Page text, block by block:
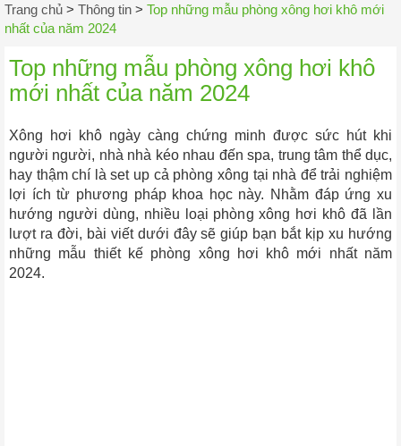
Trang chủ > Thông tin > Top những mẫu phòng xông hơi khô mới
nhất của năm 2024
Top những mẫu phòng xông hơi khô
mới nhất của năm 2024
Xông hơi khô ngày càng chứng minh được sức hút khi
người người, nhà nhà kéo nhau đến spa, trung tâm thể dục,
hay thậm chí là set up cả phòng xông tại nhà để trải nghiệm
lợi ích từ phương pháp khoa học này. Nhằm đáp ứng xu
hướng người dùng, nhiều loại phòng xông hơi khô đã lần
lượt ra đời, bài viết dưới đây sẽ giúp bạn bắt kịp xu hướng
những mẫu thiết kế phòng xông hơi khô mới nhất năm
2024.